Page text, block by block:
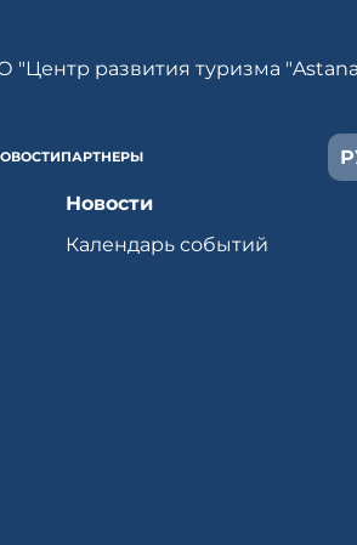
ПАРТНЕРЫ
"Центр развития туризма
Новости
Календарь событий